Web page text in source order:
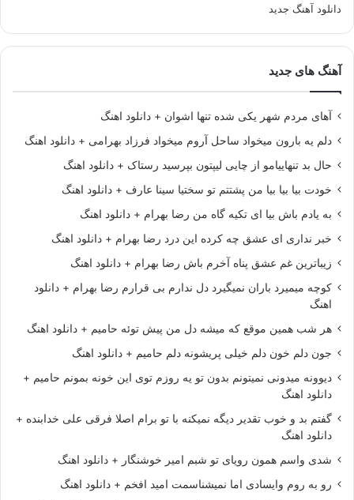
دانلود آهنگ جدید
آهنگ های جدید
آهای مردم شهر یکی شده تنها اشوان + دانلود اهنگ
دلم یه بارون میخواد ساحل آروم میخواد فرزاد بهرامی + دانلود اهنگ
حال بد تنهاییامو از چایی لیپتون بپرسید رستاک + دانلود اهنگ
خودت بیا بیا بیا من پشتتم تو سختیا سینا عارف + دانلود اهنگ
به یادم باش بیا ای تکیه گاه من رضا بهرام + دانلود اهنگ
خبر نداری ای عشق چه کرده این درد رضا بهرام + دانلود اهنگ
زیباترین غم عشق پناه آخرم باش رضا بهرام + دانلود اهنگ
کوچه میمیرد باران نمیگیرد دل ندارم بی قرارم رضا بهرام + دانلود
اهنگ
هر شب همین موقع که میشه دل من پیش توئه حامیم + دانلود اهنگ
جون دلم خون دلم خیلی پریشونه دلم حامیم + دانلود اهنگ
دیوونه میدونی نمیتونم بدون تو یه روزم توی این خونه بمونم حامیم +
دانلود اهنگ
گفتم بد و خوب تقدیر دیگه نمیکنه با تو برام اصلا فرقی علی خدابنده +
دانلود اهنگ
شدی واسم همون رویای تو شبم امیر خوشنگار + دانلود اهنگ
رو به روم وایسادی اما نمیشناسمت امید افخم + دانلود اهنگ